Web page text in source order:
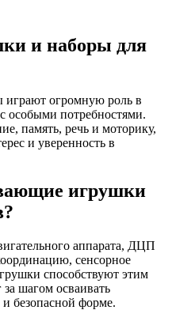
и наборы для
огромную роль в
особыми потребностями.
память, речь и моторику,
и уверенность в
игрушки
аппарата, ДЦП
сенсорное
способствуют этим
шагом осваивать
безопасной форме.